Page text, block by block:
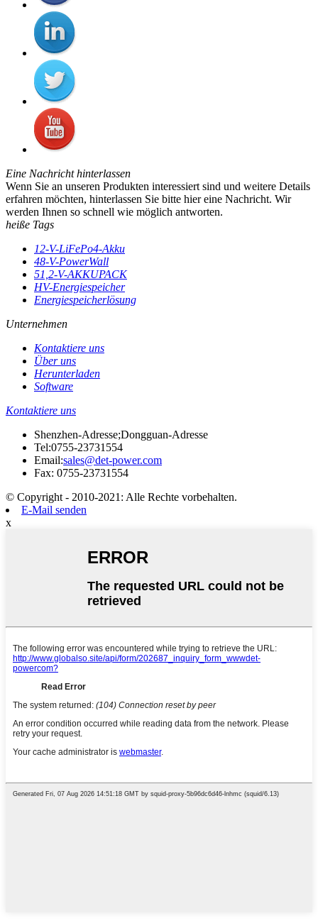
Eine Nachricht hinterlassen
Wenn Sie an unseren Produkten interessiert sind und weitere Details
erfahren möchten, hinterlassen Sie bitte hier eine Nachricht. Wir
werden Ihnen so schnell wie möglich antworten.
heiße Tags
12-V-LiFePo4-Akku
48-V-PowerWall
51,2-V-AKKUPACK
HV-Energiespeicher
Energiespeicherlösung
Unternehmen
Kontaktiere uns
Über uns
Herunterladen
Software
Kontaktiere uns
Shenzhen-Adresse;Dongguan-Adresse
Tel:0755-23731554
Email:sales@det-power.com
Fax: 0755-23731554
© Copyright - 2010-2021: Alle Rechte vorbehalten.
E-Mail senden
x